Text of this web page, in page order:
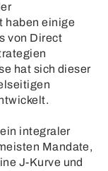
haben einige
von Direct
hat sich dieser
integraler
Mandate,
J-Kurve und